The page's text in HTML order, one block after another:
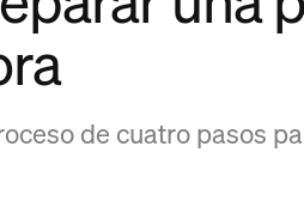
de cuatro pasos